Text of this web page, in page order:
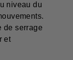
niveau du
de serrage
et